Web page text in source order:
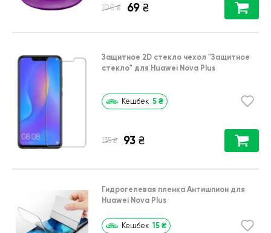
100 ₴ 69 ₴
Защитное 2D стекло чехол "Защитное
стекло" для Huawei Nova Plus
Кешбек 5 ₴
135 ₴ 93 ₴
Гидрогелевая пленка Антишпион для
Huawei Nova Plus
Кешбек 15 ₴